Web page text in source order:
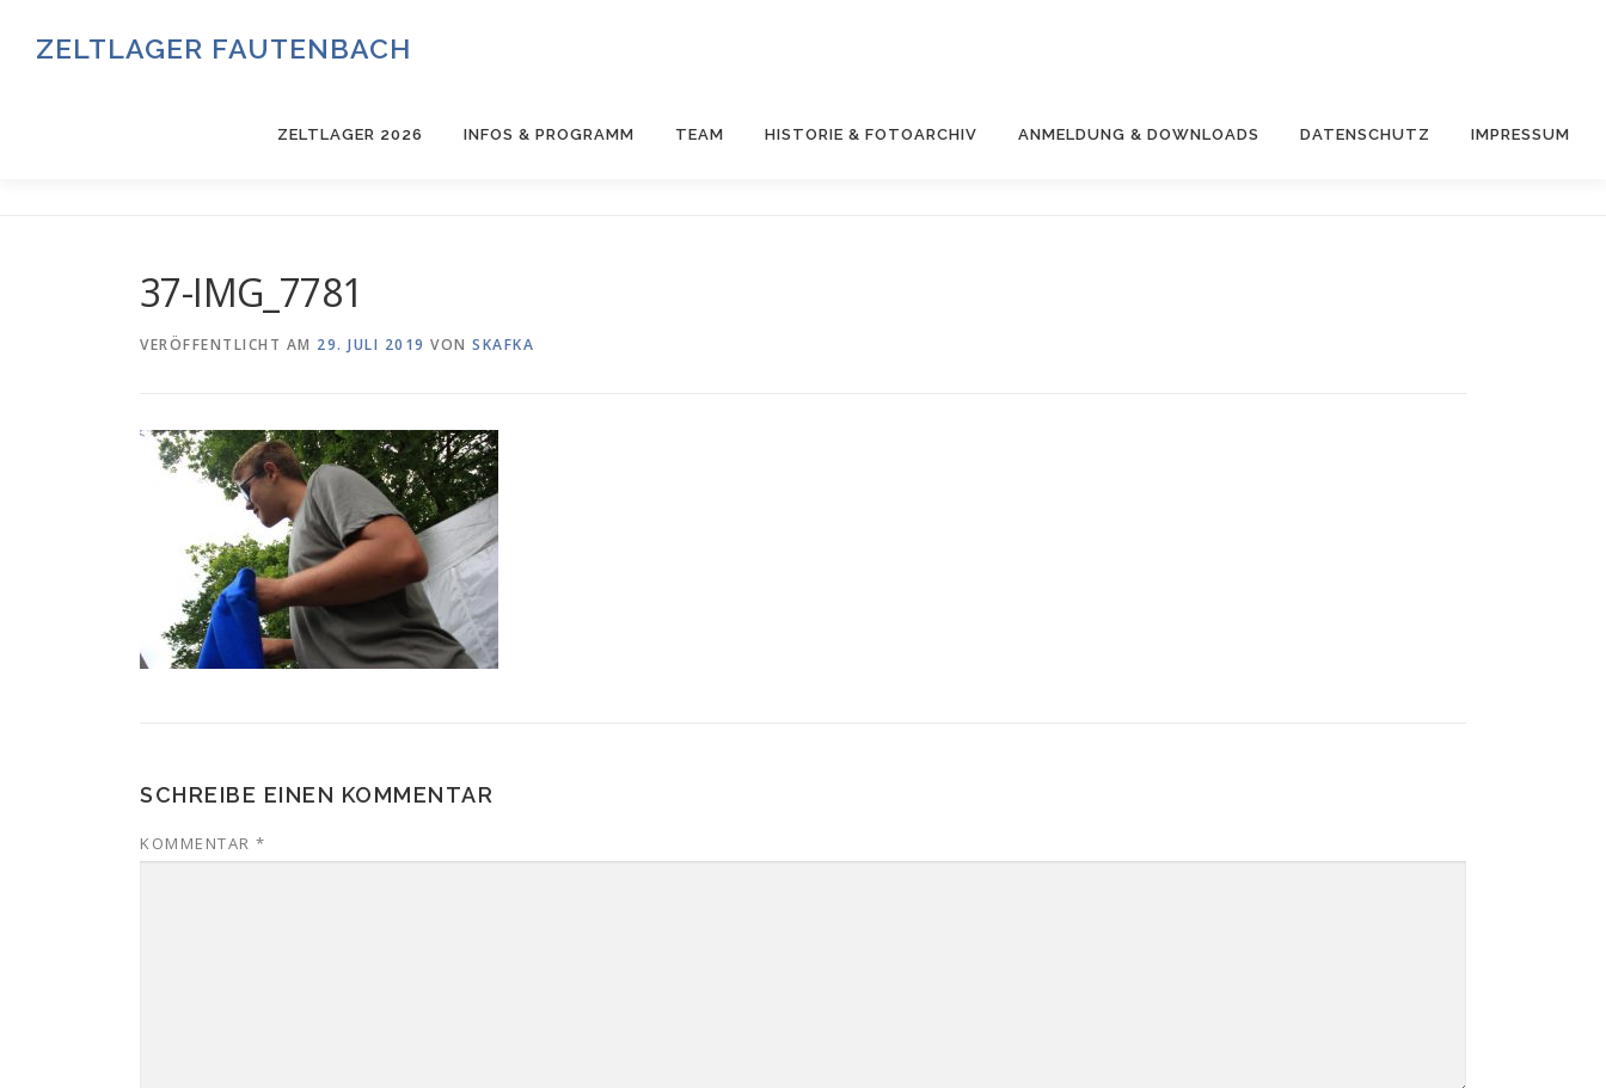
InhaltZELTLAGER FAUTENBACH
ZELTLAGER 2026 INFOS & PROGRAMM TEAM HISTORIE & FOTOARCHIV ANMELDUNG & DOWNLOADS DATENSCHUTZ IMPRESSUM
37-IMG_7781
VERÖFFENTLICHT AM 29. JULI 2019 VON SKAFKA
SCHREIBE EINEN KOMMENTAR
KOMMENTAR *